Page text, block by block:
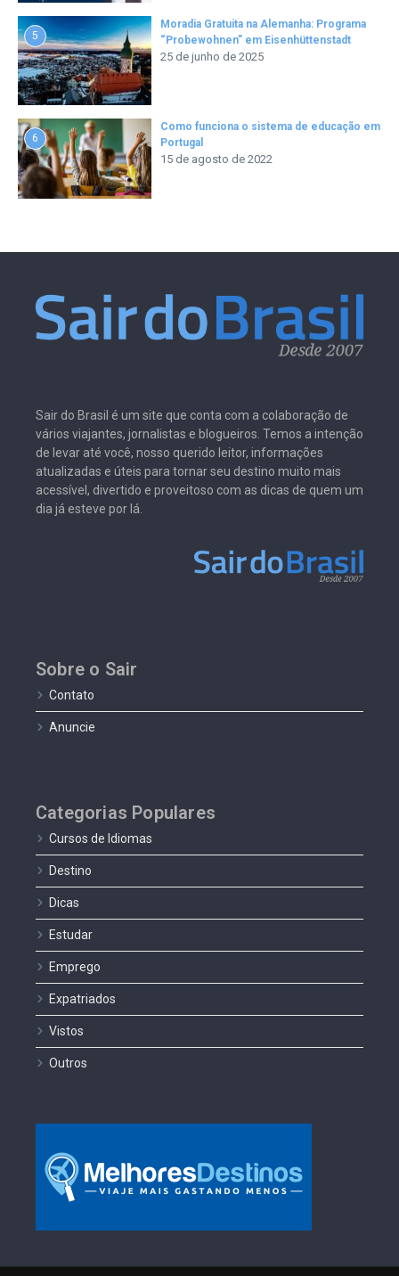
5
Moradia Gratuita na Alemanha: Programa
“Probewohnen” em Eisenhüttenstadt
25 de junho de 2025
6
Como funciona o sistema de educação em
Portugal
15 de agosto de 2022
Sair do Brasil é um site que conta com a colaboração de
vários viajantes, jornalistas e blogueiros. Temos a intenção
de levar até você, nosso querido leitor, informações
atualizadas e úteis para tornar seu destino muito mais
acessível, divertido e proveitoso com as dicas de quem um
dia já esteve por lá.
Sobre o Sair
Contato
Anuncie
Categorias Populares
Cursos de Idiomas
Destino
Dicas
Estudar
Emprego
Expatriados
Vistos
Outros